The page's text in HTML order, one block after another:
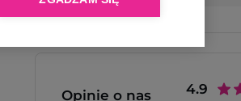
Opinie o nas 4.9